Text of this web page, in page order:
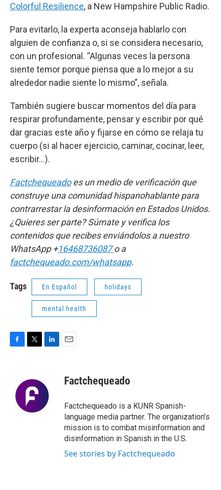
Colorful Resilience, a New Hampshire Public Radio.
Para evitarlo, la experta aconseja hablarlo con
alguien de confianza o, si se considera necesario,
con un profesional. “Algunas veces la persona
siente temor porque piensa que a lo mejor a su
alrededor nadie siente lo mismo”, señala.
También sugiere buscar momentos del día para
respirar profundamente, pensar y escribir por qué
dar gracias este año y fijarse en cómo se relaja tu
cuerpo (si al hacer ejercicio, caminar, cocinar, leer,
escribir…).
Factchequeadoes un medio de verificación que
construye una comunidad hispanohablante para
contrarrestar la desinformación en Estados Unidos.
¿Quieres ser parte? Súmate y verifica los
contenidos que recibes enviándolos a nuestro
WhatsApp +16468736087o a
factchequeado.com/whatsapp.
Tags En Español holidays
mental health
t
t
e
r
e
d
I
Factchequeado
Factchequeado is a KUNR Spanish-
language media partner. The organization’s
mission is to combat misinformation and
disinformation in Spanish in the U.S.
See stories by Factchequeado